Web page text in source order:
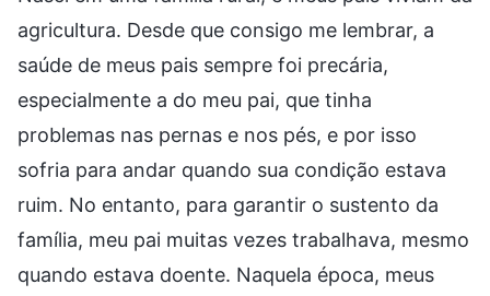
agricultura. Desde que consigo me lembrar, a
saúde de meus pais sempre foi precária,
especialmente a do meu pai, que tinha
problemas nas pernas e nos pés, e por isso
sofria para andar quando sua condição estava
ruim. No entanto, para garantir o sustento da
família, meu pai muitas vezes trabalhava, mesmo
quando estava doente. Naquela época, meus